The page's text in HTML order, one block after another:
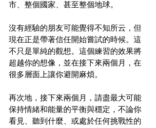
市、整個國家、甚至整個地球。
沒有經驗的朋友可能覺得不知所云，但
現在正是帶著信任開始嘗試的時候。這
不只是單純的觀想。這個練習的效果將
超越你的想像，並在接下來兩個月，在
很多層面上讓你避開麻煩。
再次地，接下來兩個月，請盡最大可能
保持情緒和能量的平衡與穩定，不論你
看見、聽到什麼、或處於任何挑戰性的